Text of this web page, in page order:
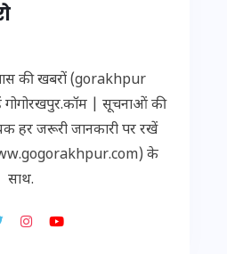
की खबरों (gorakhpur
| सूचनाओं की
हर जरूरी जानकारी पर रखें
के
साथ.